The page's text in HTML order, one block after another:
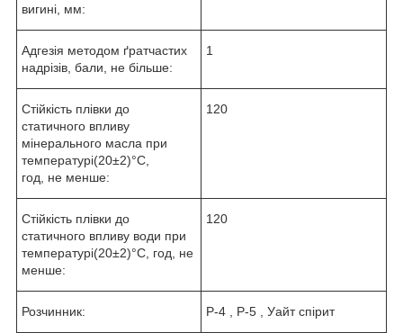
вигині, мм:
Адгезія методом ґратчастих
надрізів, бали, не більше:
1
Стійкість плівки до
статичного впливу
мінерального масла при
температурі(20±2)°С,
год, не менше:
120
Стійкість плівки до
статичного впливу води при
температурі(20±2)°С, год, не
менше:
120
Розчинник: Р-4 , Р-5 , Уайт спірит